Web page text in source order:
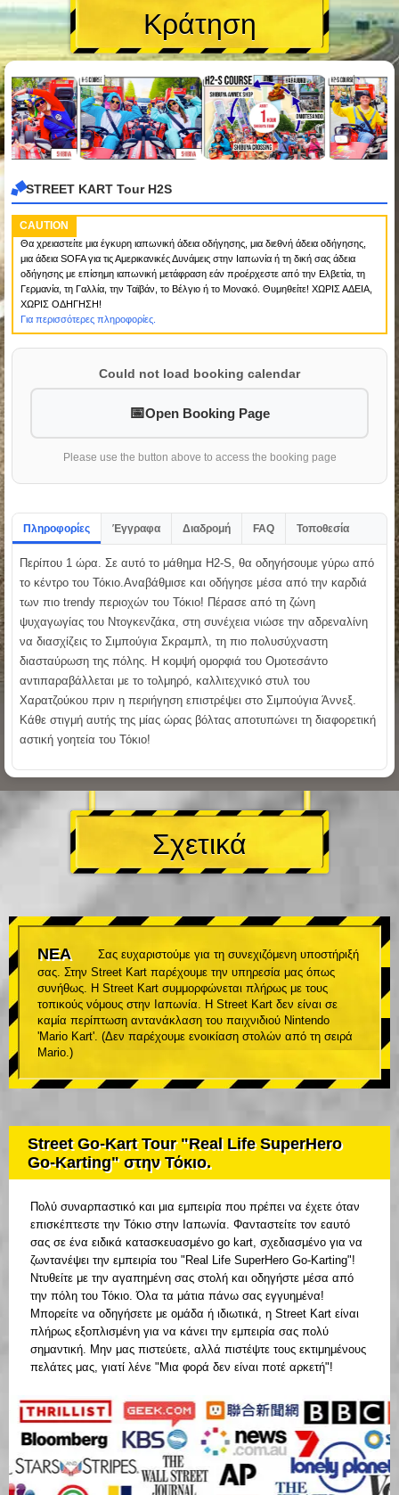
Κράτηση
STREET KART Tour H2S
CAUTION
Θα χρειαστείτε μια έγκυρη ιαπωνική άδεια οδήγησης, μια διεθνή άδεια οδήγησης,
μια άδεια SOFA για τις Αμερικανικές Δυνάμεις στην Ιαπωνία ή τη δική σας άδεια
οδήγησης με επίσημη ιαπωνική μετάφραση εάν προέρχεστε από την Ελβετία, τη
Γερμανία, τη Γαλλία, την Ταϊβάν, το Βέλγιο ή το Μονακό. Θυμηθείτε! ΧΩΡΙΣ ΑΔΕΙΑ,
ΧΩΡΙΣ ΟΔΗΓΗΣΗ!
Για περισσότερες πληροφορίες.
Could not load booking calendar
Open Booking Page
Please use the button above to access the booking page
Πληροφορίες Έγγραφα Διαδρομή FAQ Τοποθεσία
Περίπου 1 ώρα. Σε αυτό το μάθημα H2-S, θα οδηγήσουμε γύρω από
το κέντρο του Τόκιο.Αναβάθμισε και οδήγησε μέσα από την καρδιά
των πιο trendy περιοχών του Τόκιο! Πέρασε από τη ζώνη
ψυχαγωγίας του Ντογκενζάκα, στη συνέχεια νιώσε την αδρεναλίνη
να διασχίζεις το Σιμπούγια Σκραμπλ, τη πιο πολυσύχναστη
διασταύρωση της πόλης. Η κομψή ομορφιά του Ομοτεσάντο
αντιπαραβάλλεται με το τολμηρό, καλλιτεχνικό στυλ του
Χαρατζούκου πριν η περιήγηση επιστρέψει στο Σιμπούγια Άννεξ.
Κάθε στιγμή αυτής της μίας ώρας βόλτας αποτυπώνει τη διαφορετική
αστική γοητεία του Τόκιο!
Σχετικά
ΝΕΑ
Σας ευχαριστούμε για τη συνεχιζόμενη υποστήριξή
σας. Στην Street Kart παρέχουμε την υπηρεσία μας όπως
συνήθως. Η Street Kart συμμορφώνεται πλήρως με τους
τοπικούς νόμους στην Ιαπωνία. Η Street Kart δεν είναι σε
καμία περίπτωση αντανάκλαση του παιχνιδιού Nintendo
'Mario Kart'. (Δεν παρέχουμε ενοικίαση στολών από τη σειρά
Mario.)
Street Go-Kart Tour "Real Life SuperHero
Go-Karting" στην Τόκιο.
Πολύ συναρπαστικό και μια εμπειρία που πρέπει να έχετε όταν
επισκέπτεστε την Τόκιο στην Ιαπωνία. Φανταστείτε τον εαυτό
σας σε ένα ειδικά κατασκευασμένο go kart, σχεδιασμένο για να
ζωντανέψει την εμπειρία του "Real Life SuperHero Go-Karting"!
Ντυθείτε με την αγαπημένη σας στολή και οδηγήστε μέσα από
την πόλη του Τόκιο. Όλα τα μάτια πάνω σας εγγυημένα!
Μπορείτε να οδηγήσετε με ομάδα ή ιδιωτικά, η Street Kart είναι
πλήρως εξοπλισμένη για να κάνει την εμπειρία σας πολύ
σημαντική. Μην μας πιστεύετε, αλλά πιστέψτε τους εκτιμημένους
πελάτες μας, γιατί λένε "Μια φορά δεν είναι ποτέ αρκετή"!